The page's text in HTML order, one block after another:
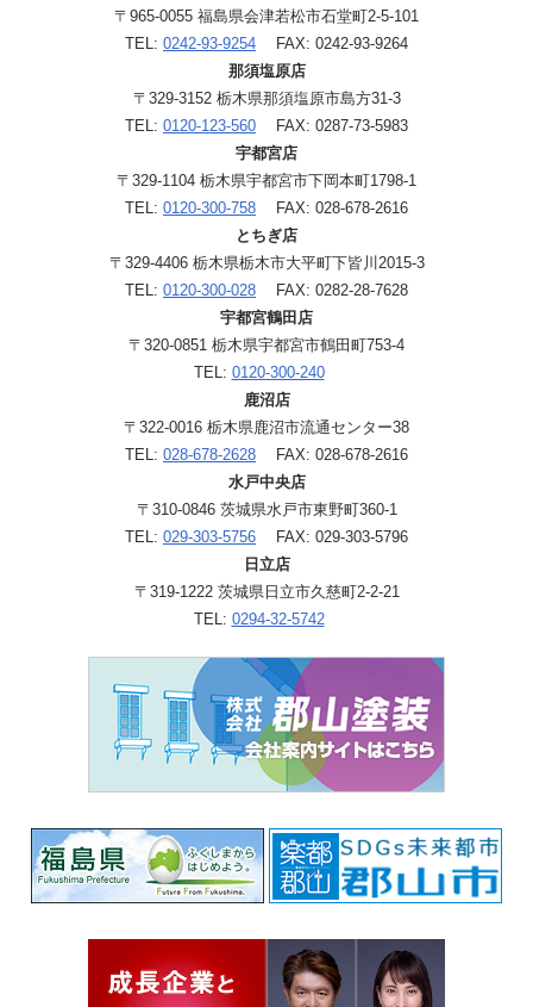
〒965-0055 福島県会津若松市石堂町2-5-101
TEL: 0242-93-9254 FAX: 0242-93-9264
那須塩原店
〒329-3152 栃木県那須塩原市島方31-3
TEL: 0120-123-560 FAX: 0287-73-5983
宇都宮店
〒329-1104 栃木県宇都宮市下岡本町1798-1
TEL: 0120-300-758 FAX: 028-678-2616
とちぎ店
〒329-4406 栃木県栃木市大平町下皆川2015-3
TEL: 0120-300-028 FAX: 0282-28-7628
宇都宮鶴田店
〒320-0851 栃木県宇都宮市鶴田町753-4
TEL: 0120-300-240
鹿沼店
〒322-0016 栃木県鹿沼市流通センター38
TEL: 028-678-2628 FAX: 028-678-2616
水戸中央店
〒310-0846 茨城県水戸市東野町360-1
TEL: 029-303-5756 FAX: 029-303-5796
日立店
〒319-1222 茨城県日立市久慈町2-2-21
TEL: 0294-32-5742